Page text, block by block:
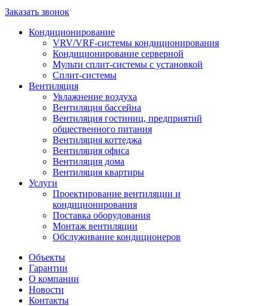
Заказать звонок
Кондиционирование
VRV/VRF-системы кондиционирования
Кондиционирование серверной
Мульти сплит-системы с установкой
Сплит-системы
Вентиляция
Увлажнение воздуха
Вентиляция бассейна
Вентиляция гостиниц, предприятий
общественного питания
Вентиляция коттеджа
Вентиляция офиса
Вентиляция дома
Вентиляция квартиры
Услуги
Проектирование вентиляции и
кондиционирования
Поставка оборудования
Монтаж вентиляции
Обслуживание кондиционеров
Объекты
Гарантии
О компании
Новости
Контакты